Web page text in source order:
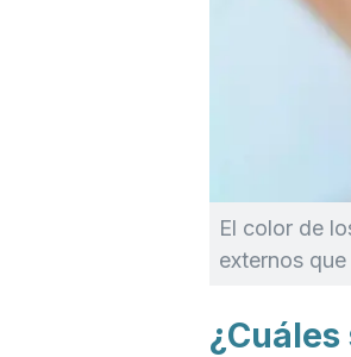
El color de
externos